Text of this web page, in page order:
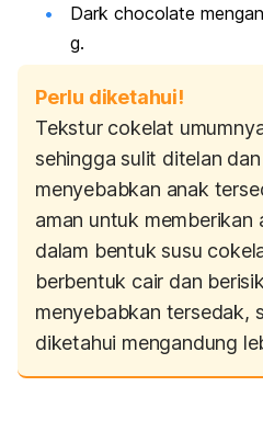
Dark chocolate
g.
Perlu diketahui!
Tekstur cokelat
sehingga sulit ditelan
menyebabkan anak
aman untuk
dalam bentuk susu
berbentuk cair dan
menyebabkan tersedak,
diketahui mengandung